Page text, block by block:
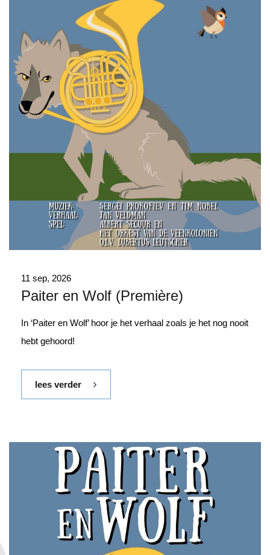
11 sep, 2026
Paiter en Wolf (Première)
In ‘Paiter en Wolf’ hoor je het verhaal zoals je het nog nooit
hebt gehoord!
lees verder